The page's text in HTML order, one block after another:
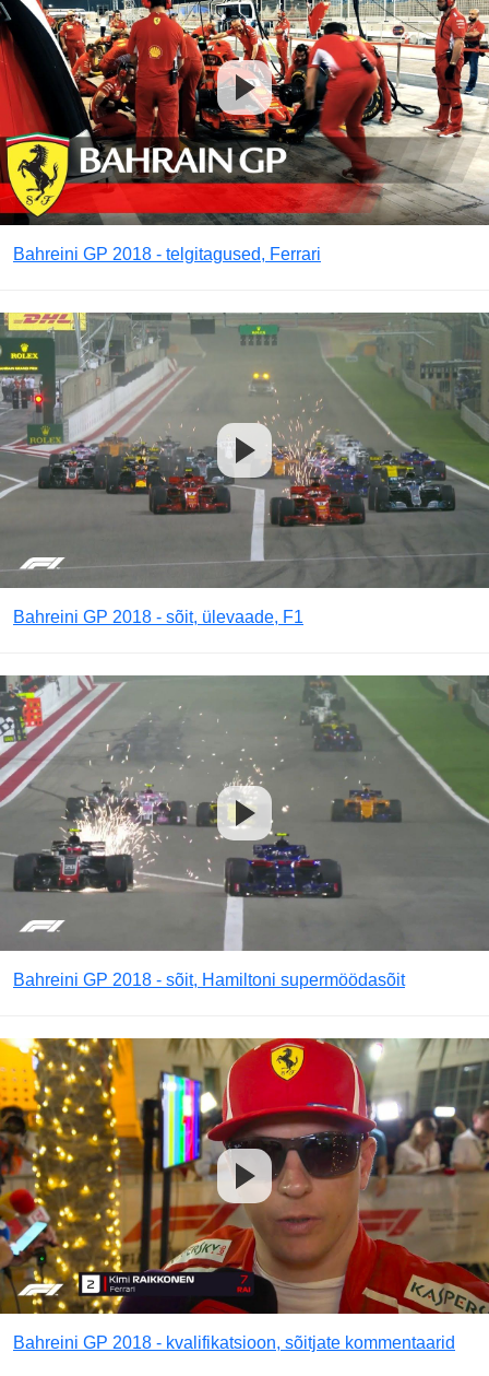
Bahreini GP 2018 - telgitagused, Ferrari
Bahreini GP 2018 - sõit, ülevaade, F1
Bahreini GP 2018 - sõit, Hamiltoni supermöödasõit
Bahreini GP 2018 - kvalifikatsioon, sõitjate kommentaarid